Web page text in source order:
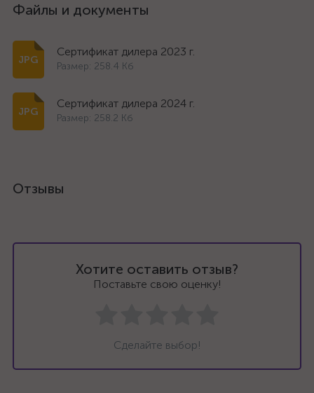
Файлы и документы
Сертификат дилера 2023 г.
Размер: 258.4 Кб
Сертификат дилера 2024 г.
Размер: 258.2 Кб
Отзывы
Хотите оставить отзыв?
Поставьте свою оценку!
Сделайте выбор!